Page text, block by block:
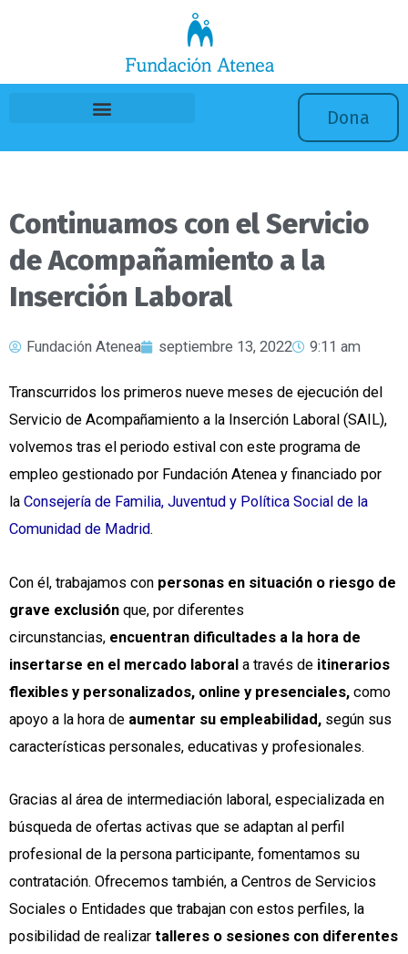
Dona
Continuamos con el Servicio
de Acompañamiento a la
Inserción Laboral
Fundación Atenea septiembre 13, 2022 9:11 am
Transcurridos los primeros nueve meses de ejecución del
Servicio de Acompañamiento a la Inserción Laboral (SAIL),
volvemos tras el periodo estival con este programa de
empleo gestionado por Fundación Atenea y financiado por
la Consejería de Familia, Juventud y Política Social de la
Comunidad de Madrid.
Con él, trabajamos con personas en situación o riesgo de
grave exclusión que, por diferentes
circunstancias, encuentran dificultades a la hora de
insertarse en el mercado laboral a través de itinerarios
flexibles y personalizados, online y presenciales, como
apoyo a la hora de aumentar su empleabilidad, según sus
características personales, educativas y profesionales.
Gracias al área de intermediación laboral, especializada en
búsqueda de ofertas activas que se adaptan al perfil
profesional de la persona participante, fomentamos su
contratación. Ofrecemos también, a Centros de Servicios
Sociales o Entidades que trabajan con estos perfiles, la
posibilidad de realizar talleres o sesiones con diferentes